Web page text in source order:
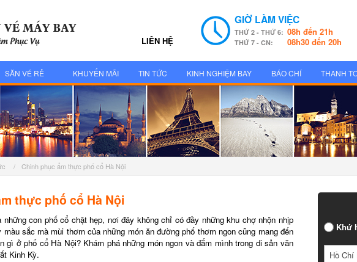
LIÊN HỆ
GIỜ LÀM VIỆC
THỨ 2 - THỨ 6:08h đến 21h
THỨ 7 - CN: 08h30 đến 20h
SĂN VÉ RẺ KHUYẾN MÃI TIN TỨC KINH NGHIỆM BAY BÁO CHÍ THANH
/ Chinh phục ẩm thực phố cổ Hà Nội
thực phố cổ Hà Nội
những con phố cổ chật hẹp, nơi đây không chỉ có đầy những khu chợ nhộn nhịp
sắc mà mùi thơm của những món ăn đường phố thơm ngon cũng mang đến
gì ở phố cổ Hà Nội? Khám phá những món ngon và đắm mình trong di sản văn
Kinh Kỳ.
Khứ
Hồ Chí